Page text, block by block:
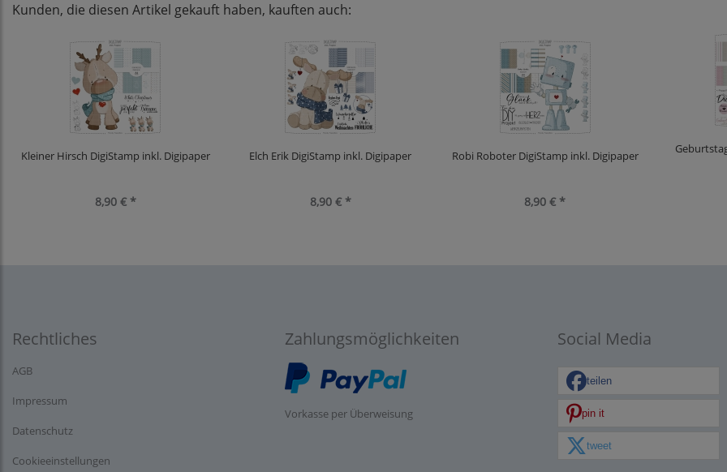
Kunden, die diesen Artikel gekauft haben, kauften auch:
Kleiner Hirsch DigiStamp inkl. Digipaper
8,90 € *
Elch Erik DigiStamp inkl. Digipaper
8,90 € *
Robi Roboter DigiStamp inkl. Digipaper
8,90 € *
Rechtliches
AGB
Impressum
Datenschutz
Cookieeinstellungen
Zahlungsmöglichkeiten
Vorkasse per Überweisung
Social Media
teilen
pin it
tweet